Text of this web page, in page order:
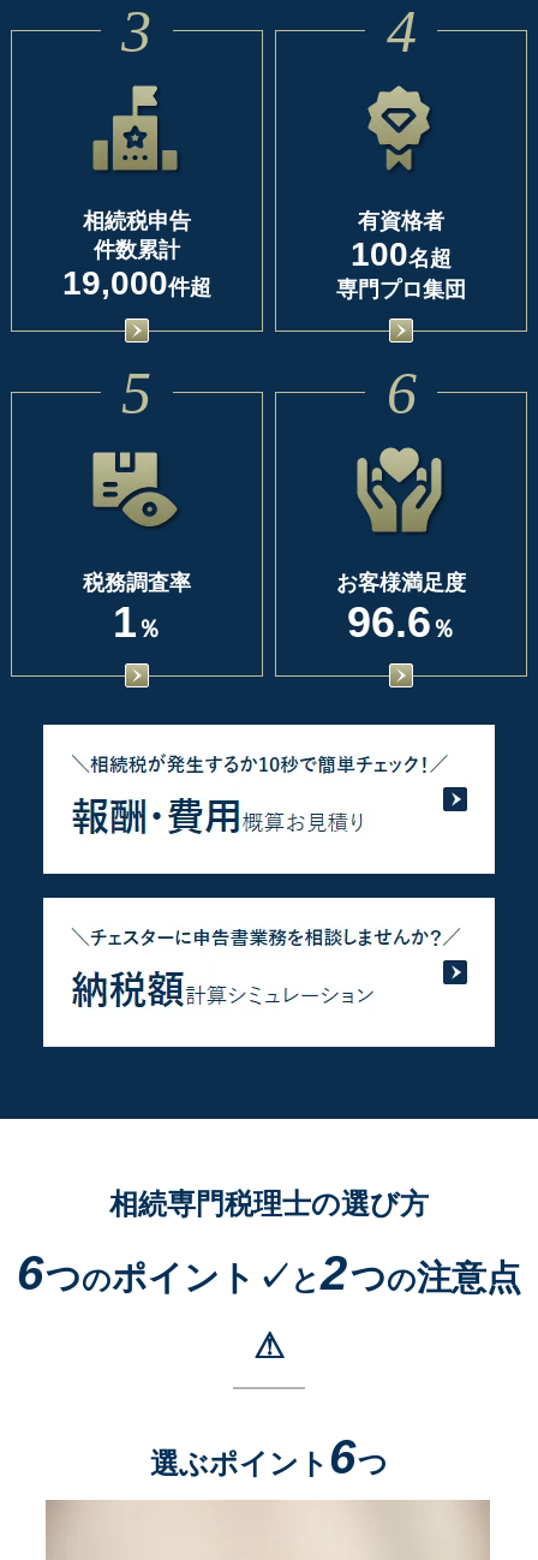
3
相続税申告
件数累計
19,000件超
4
有資格者
100名超
専門プロ集団
5
税務調査率
1 ％
6
お客様満足度
96.6 ％
相続専門税理士の選び方
6つのポイント✓ と2つの注意点
⚠
選ぶポイント 6つ